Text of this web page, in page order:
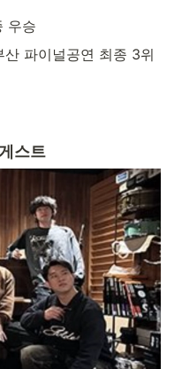
우승
파이널공연 최종 3위
스트